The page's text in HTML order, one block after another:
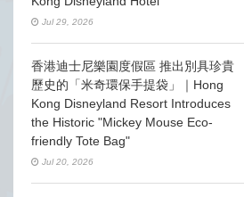
Jul 29, 2026
香港迪士尼樂園度假區 推出別具珍貴
歷史的「米奇環保手提袋」｜Hong
Kong Disneyland Resort Introduces
the Historic "Mickey Mouse Eco-
friendly Tote Bag"
Jul 20, 2026